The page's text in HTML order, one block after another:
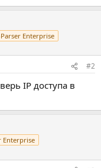
Enterprise
#2
IP доступа в
Enterprise